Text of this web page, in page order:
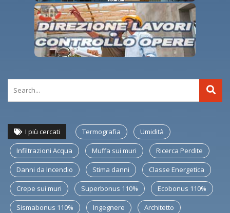
I più cercati Termografia Umidità
Infiltrazioni Acqua Muffa sui muri Ricerca Perdite
Danni da Incendio Stima danni Classe Energetica
Crepe sui muri Superbonus 110% Ecobonus 110%
Sismabonus 110% Ingegnere Architetto